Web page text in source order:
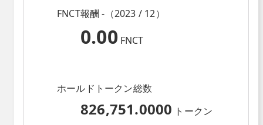
FNCT報酬 -（2023 / 12）
0.00 FNCT
ホールドトークン総数
826,751.0000 トークン